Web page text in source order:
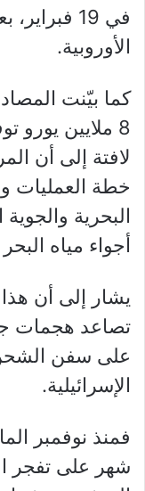
في 19
الأوروبية.
كما بيّنت
8 ملايين يورو
لافتة إلى أن
خطة العمليات
البحرية
أجواء مياه
يشار إلى أن
تصاعد هجمات
على سفن
الإسرائيلية.
شهر على تفجر